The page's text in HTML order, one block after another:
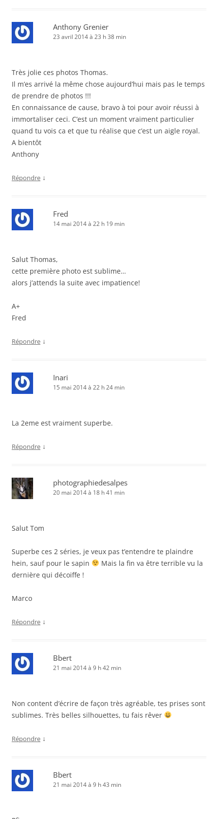
Anthony Grenier
23 avril 2014 à 23 h 38 min
Très jolie ces photos Thomas.
Il m’es arrivé la même chose aujourd’hui mais pas le temps
de prendre de photos !!!
En connaissance de cause, bravo à toi pour avoir réussi à
immortaliser ceci. C’est un moment vraiment particulier
quand tu vois ca et que tu réalise que c’est un aigle royal.
A bientôt
Anthony
Répondre ↓
Fred
14 mai 2014 à 22 h 19 min
Salut Thomas,
cette première photo est sublime…
alors j’attends la suite avec impatience!
A+
Fred
Répondre ↓
Inari
15 mai 2014 à 22 h 24 min
La 2eme est vraiment superbe.
Répondre ↓
photographiedesalpes
20 mai 2014 à 18 h 41 min
Salut Tom
Superbe ces 2 séries, je veux pas t’entendre te plaindre
hein, sauf pour le sapin
Mais la fin va être terrible vu la
dernière qui décoiffe !
Marco
Répondre ↓
Bbert
21 mai 2014 à 9 h 42 min
Non content d’écrire de façon très agréable, tes prises sont
sublimes. Très belles silhouettes, tu fais rêver
Répondre ↓
Bbert
21 mai 2014 à 9 h 43 min